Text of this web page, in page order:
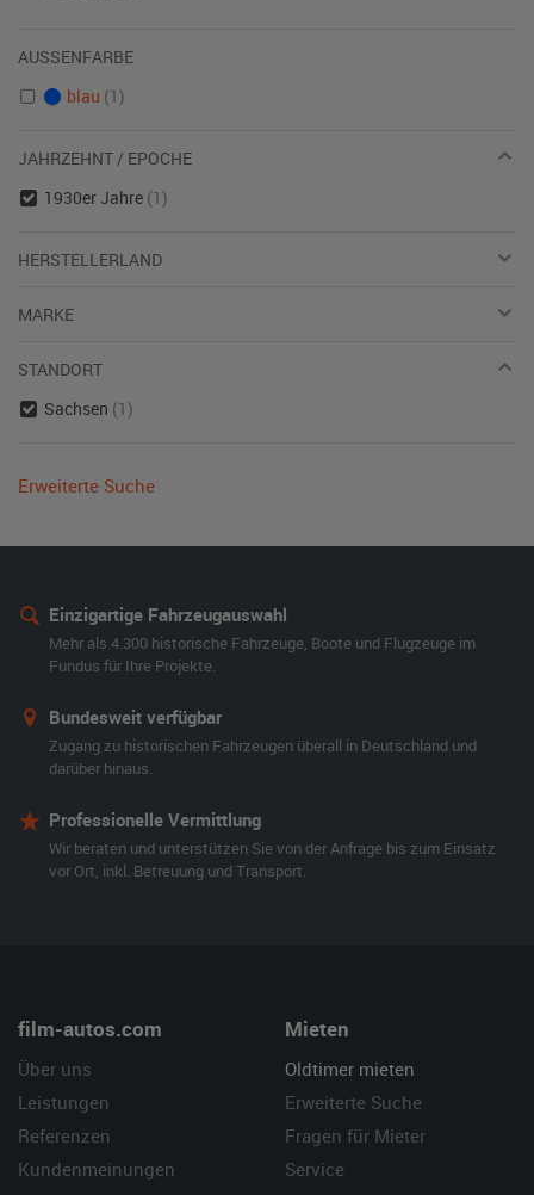
AUSSENFARBE
blau (1)
JAHRZEHNT / EPOCHE
1930er Jahre (1)
HERSTELLERLAND
MARKE
STANDORT
Sachsen (1)
Erweiterte Suche
Einzigartige Fahrzeugauswahl
Mehr als 4.300 historische Fahrzeuge, Boote und Flugzeuge im
Fundus für Ihre Projekte.
Bundesweit verfügbar
Zugang zu historischen Fahrzeugen überall in Deutschland und
darüber hinaus.
Professionelle Vermittlung
Wir beraten und unterstützen Sie von der Anfrage bis zum Einsatz
vor Ort, inkl. Betreuung und Transport.
film-autos.com
Über uns
Leistungen
Referenzen
Kundenmeinungen
Mieten
Oldtimer mieten
Erweiterte Suche
Fragen für Mieter
Service